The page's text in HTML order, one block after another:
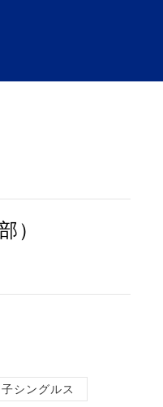
）
シングルス